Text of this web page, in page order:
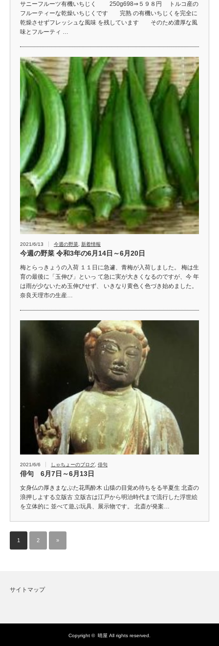
サニーフルーツ有機いちじく 250g698⇒５９８円 トルコ産の
フルーティーな乾燥いちじくです 完熟 の有機いちじくを完全に
乾燥させずフレッシュな風味 を残しています そのため濃厚な風
味とフルーティ …
2021/6/13 今週の野菜 新着情報
今週の野菜 令和3年の6月14日～6月20日
梅とらっきょうの入荷 １１日に急遽、青梅が入荷しました。 梅は生
育の最後に「玉伸び」といっ て急に実が大きくなるのですが、今 年
は雨が少ないため玉伸びせず、 いきなり黄色く色づき始めました。
奈良天理市の生産…
2021/6/6 しゃちょーのブログ, 俳句
俳句 6月7日～6月13日
女身仏の厚きまなぶた花馬酔木 山猿の目覚め待ちをる半夏生 北斎の
浪押しよする立版古 立版古は江戸から明治時代まで流行した浮世絵
を立体的に 並べて遊ぶ玩具、展示物です。 北斎が発案…
1 2 »
サイトマップ
Copyright © 晴屋 All rights reserved.